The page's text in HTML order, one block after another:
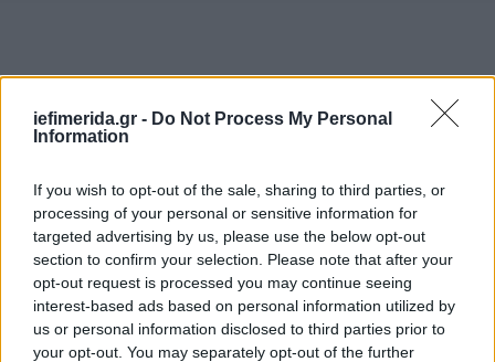
iefimerida.gr - Do Not Process My Personal
Information
If you wish to opt-out of the sale, sharing to third parties, or
processing of your personal or sensitive information for
targeted advertising by us, please use the below opt-out
section to confirm your selection. Please note that after your
opt-out request is processed you may continue seeing
interest-based ads based on personal information utilized by
us or personal information disclosed to third parties prior to
your opt-out. You may separately opt-out of the further